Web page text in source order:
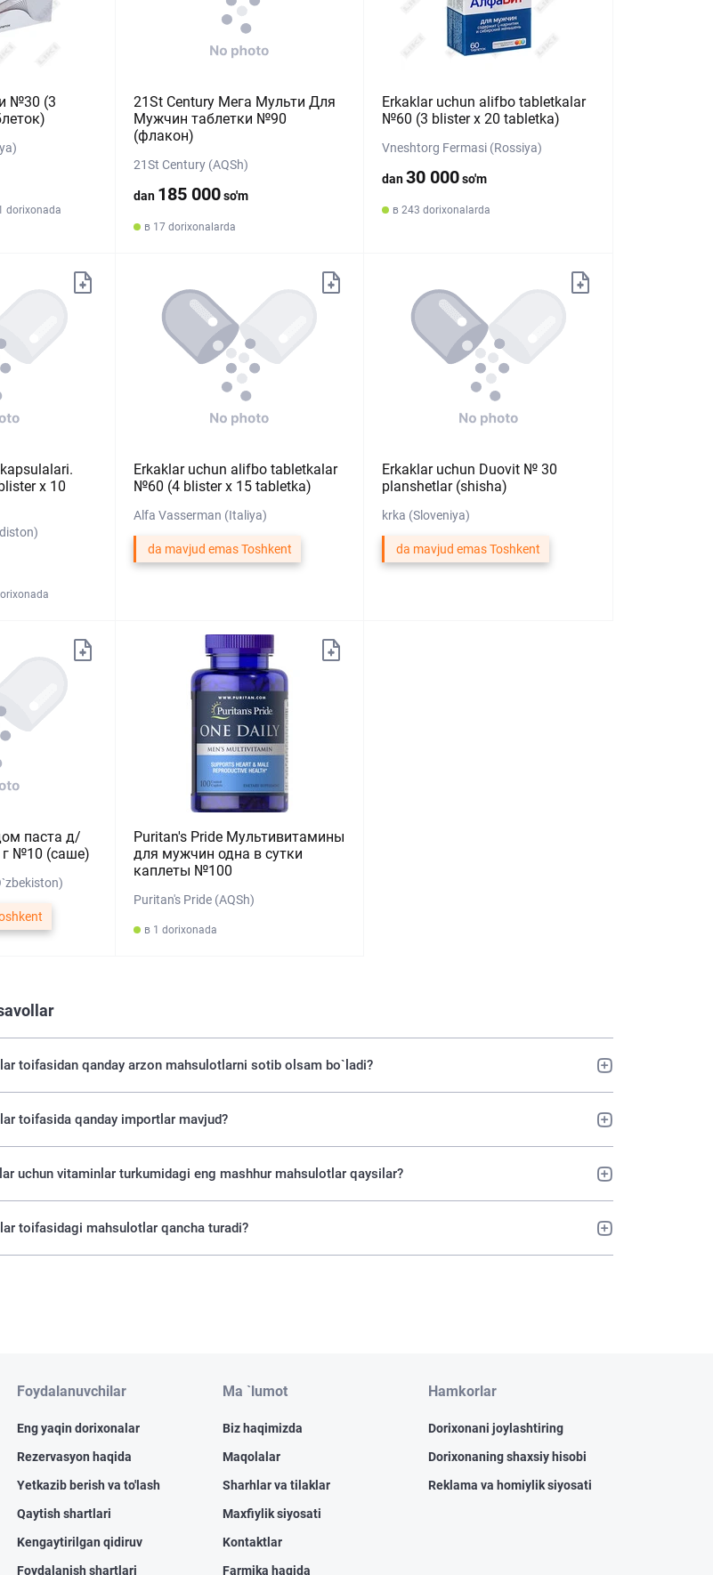
№30 (3
dorixonada
21St Century Мега Мульти Для
Мужчин таблетки №90
(флакон)
21St Century (AQSh)
dan 185 000so'm
в 17 dorixonalarda
Erkaklar uchun alifbo tabletkalar
№60 (3 blister х 20 tabletka)
Vneshtorg Fermasi (Rossiya)
dan30 000so'm
в 243 dorixonalarda
х 10
Erkaklar uchun alifbo tabletkalar
№60 (4 blister х 15 tabletka)
Alfa Vasserman (Italiya)
da mavjud emas Toshkent
Erkaklar uchun Duovit № 30
planshetlar (shisha)
krka (Sloveniya)
da mavjud emas Toshkent
паста д/
г №10 (саше)
Puritan's Pride Мультивитамины
для мужчин одна в сутки
каплеты №100
Puritan's Pride (AQSh)
в 1 dorixonada
toifasidan qanday arzon mahsulotlarni sotib olsam bo`ladi?
toifasida qanday importlar mavjud?
uchun vitaminlar turkumidagi eng mashhur mahsulotlar qaysilar?
toifasidagi mahsulotlar qancha turadi?
Foydalanuvchilar
Eng yaqin dorixonalar
Rezervasyon haqida
Yetkazib berish va to'lash
Qaytish shartlari
Kengaytirilgan qidiruv
Foydalanish shartlari
Ma `lumot
Biz haqimizda
Maqolalar
Sharhlar va tilaklar
Maxfiylik siyosati
Kontaktlar
Farmika haqida
Hamkorlar
Dorixonani joylashtiring
Dorixonaning shaxsiy hisobi
Reklama va homiylik siyosati